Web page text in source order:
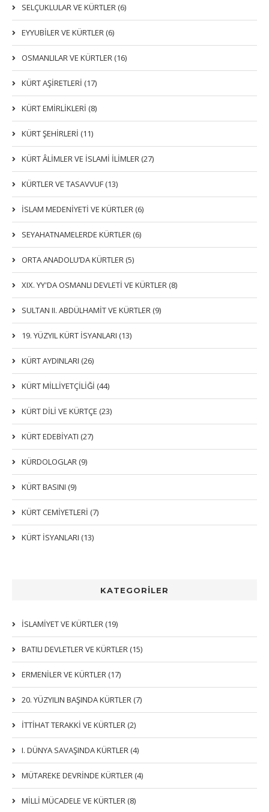
KATEGORİLER
İSLAMIYET VE KÜRTLER (19)
BATILI DEVLETLER VE KÜRTLER (15)
ERMENİLER VE KÜRTLER (17)
20. YÜZYILIN BAŞINDA KÜRTLER (7)
İTTIHAT TERAKKI VE KÜRTLER (2)
I. DÜNYA SAVAŞINDA KÜRTLER (4)
MÜTAREKE DEVRİNDE KÜRTLER (4)
MİLLİ MÜCADELE VE KÜRTLER (8)
SELÇUKLULAR VE KÜRTLER (6)
EYYUBİLER VE KÜRTLER (6)
OSMANLILAR VE KÜRTLER (16)
KÜRT AŞİRETLERİ (17)
KÜRT EMİRLİKLERİ (8)
KÜRT ŞEHİRLERİ (11)
KÜRT ÂLİMLER VE İSLAMİ İLİMLER (27)
KÜRTLER VE TASAVVUF (13)
İSLAM MEDENİYETİ VE KÜRTLER (6)
SEYAHATNAMELERDE KÜRTLER (6)
ORTA ANADOLU’DA KÜRTLER (5)
XIX. YY'DA OSMANLI DEVLETI VE KÜRTLER (8)
SULTAN II. ABDÜLHAMİT VE KÜRTLER (9)
19. YÜZYIL KÜRT İSYANLARI (13)
KÜRT AYDINLARI (26)
KÜRT MİLLİYETÇİLİĞİ (44)
KÜRT DİLİ VE KÜRTÇE (23)
KÜRT EDEBİYATI (27)
KÜRDOLOGLAR (9)
KÜRT BASINI (9)
KÜRT CEMİYETLERİ (7)
KÜRT İSYANLARI (13)